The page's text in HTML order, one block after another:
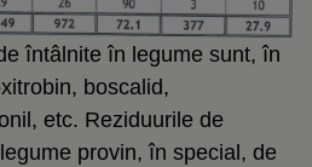
întâlnite în legume sunt, în
boscalid,
etc. Reziduurile de
provin, în special, de